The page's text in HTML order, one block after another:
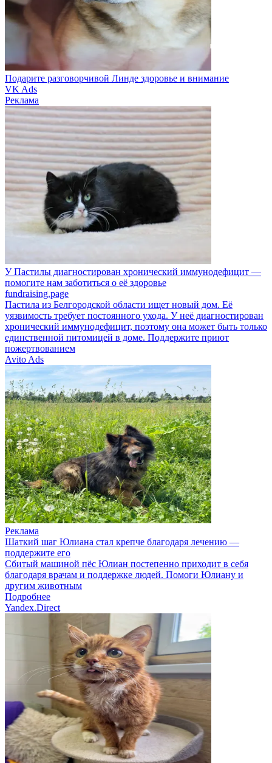
Подарите разговорчивой Линде здоровье и внимание
VK Ads
Реклама
У Пастилы диагностирован хронический иммунодефицит —
помогите нам заботиться о её здоровье
fundraising.page
Пастила из Белгородской области ищет новый дом. Её
уязвимость требует постоянного ухода. У неё диагностирован
хронический иммунодефицит, поэтому она может быть только
единственной питомицей в доме. Поддержите приют
пожертвованием
Avito Ads
Реклама
Шаткий шаг Юлиана стал крепче благодаря лечению —
поддержите его
Сбитый машиной пёс Юлиан постепенно приходит в себя
благодаря врачам и поддержке людей. Помоги Юлиану и
другим животным
Подробнее
Yandex.Direct